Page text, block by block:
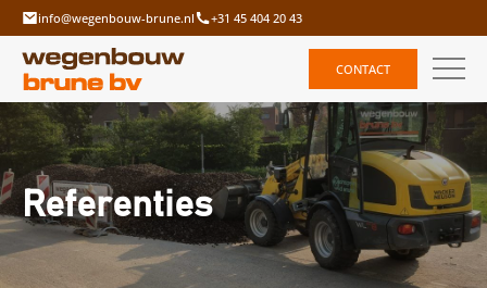
info@wegenbouw-brune.nl +31 45 404 20 43
CONTACT
Referenties